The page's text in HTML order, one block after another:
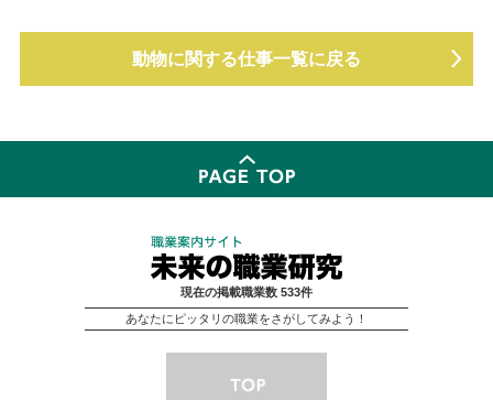
動物に関する仕事一覧に戻る
現在の掲載職業数 533件
あなたにピッタリの職業をさがしてみよう！